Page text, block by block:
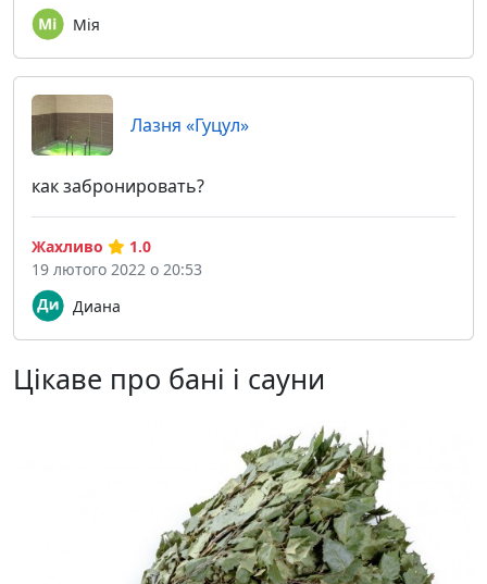
Мія
Лазня «Гуцул»
как забронировать?
Диана
Жахливо
1.0
19 лютого 2022 о 20:53
Цікаве про бані і сауни